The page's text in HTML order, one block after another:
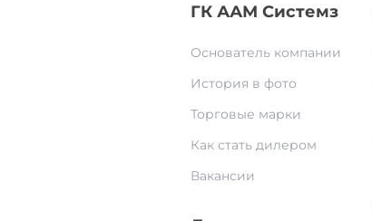
ГК ААМ Системз
Основатель компании
История в фото
Торговые марки
Как стать дилером
Вакансии